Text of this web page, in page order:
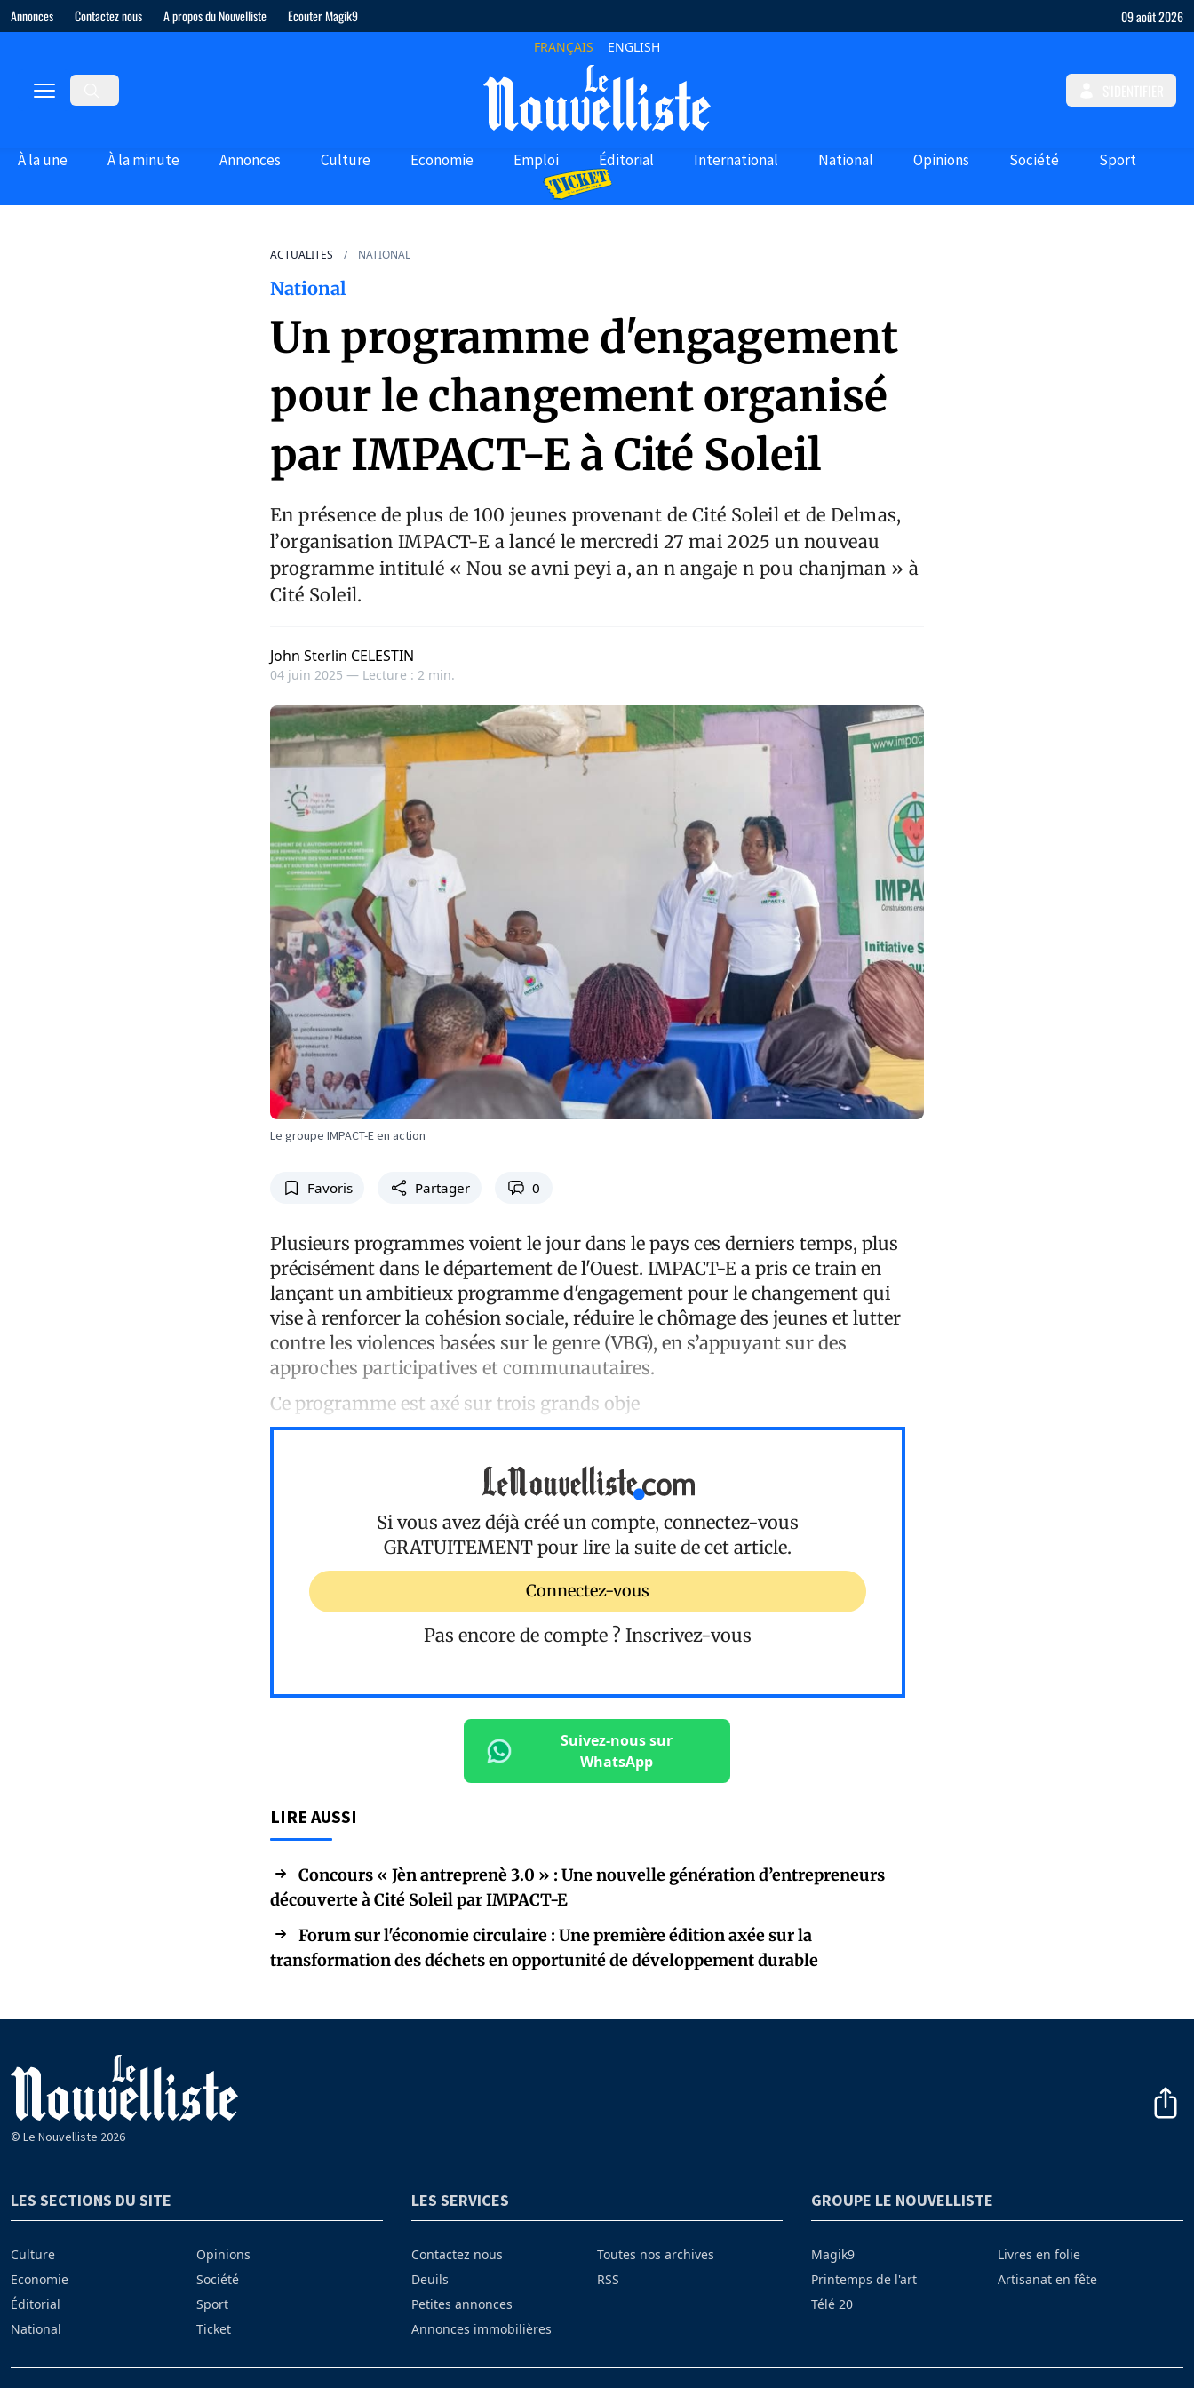
Annonces Contactez nous A propos du Nouvelliste Ecouter Magik9 09 août 2026
FRANÇAIS ENGLISH
À la une À la minute Annonces Culture Economie Emploi Éditorial International National Opinions Société Sport
ACTUALITES NATIONAL
National
Un programme d'engagement
pour le changement organisé
par IMPACT-E à Cité Soleil
En présence de plus de 100 jeunes provenant de Cité Soleil et de Delmas,
l’organisation IMPACT-E a lancé le mercredi 27 mai 2025 un nouveau
programme intitulé « Nou se avni peyi a, an n angaje n pou chanjman » à
Cité Soleil.
John Sterlin CELESTIN
04 juin 2025 — Lecture : 2 min.
Le groupe IMPACT-E en action
Favoris Partager 0
Plusieurs programmes voient le jour dans le pays ces derniers temps, plus
précisément dans le département de l'Ouest. IMPACT-E a pris ce train en
lançant un ambitieux programme d'engagement pour le changement qui
vise à renforcer la cohésion sociale, réduire le chômage des jeunes et lutter
contre les violences basées sur le genre (VBG), en s’appuyant sur des
approches participatives et communautaires.
Ce programme est axé sur trois grands obje
Si vous avez déjà créé un compte, connectez-vous
GRATUITEMENT pour lire la suite de cet article.
Connectez-vous
Pas encore de compte ? Inscrivez-vous
Suivez-nous sur
WhatsApp
LIRE AUSSI
Concours « Jèn antreprenè 3.0 » : Une nouvelle génération d’entrepreneurs
découverte à Cité Soleil par IMPACT-E
Forum sur l'économie circulaire : Une première édition axée sur la
transformation des déchets en opportunité de développement durable
© Le Nouvelliste 2026
LES SECTIONS DU SITE
Culture
Economie
Éditorial
National
Opinions
Société
Sport
Ticket
LES SERVICES
Contactez nous
Deuils
Petites annonces
Annonces immobilières
Toutes nos archives
RSS
GROUPE LE NOUVELLISTE
Magik9
Printemps de l'art
Télé 20
Livres en folie
Artisanat en fête